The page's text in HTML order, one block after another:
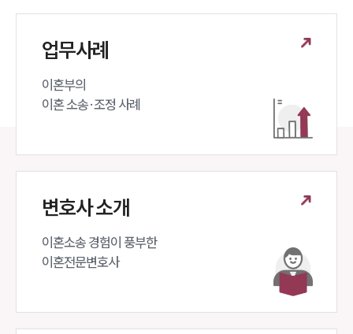
업무사례
이혼부의
이혼 소송·조정 사례
변호사 소개
이혼소송 경험이 풍부한
이혼전문변호사